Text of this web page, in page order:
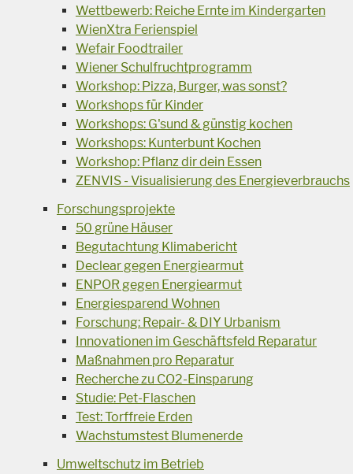
Wettbewerb: Reiche Ernte im Kindergarten
WienXtra Ferienspiel
Wefair Foodtrailer
Wiener Schulfruchtprogramm
Workshop: Pizza, Burger, was sonst?
Workshops für Kinder
Workshops: G'sund & günstig kochen
Workshops: Kunterbunt Kochen
Workshop: Pflanz dir dein Essen
ZENVIS - Visualisierung des Energieverbrauchs
Forschungsprojekte
50 grüne Häuser
Begutachtung Klimabericht
Declear gegen Energiearmut
ENPOR gegen Energiearmut
Energiesparend Wohnen
Forschung: Repair- & DIY Urbanism
Innovationen im Geschäftsfeld Reparatur
Maßnahmen pro Reparatur
Recherche zu CO2-Einsparung
Studie: Pet-Flaschen
Test: Torffreie Erden
Wachstumstest Blumenerde
Umweltschutz im Betrieb